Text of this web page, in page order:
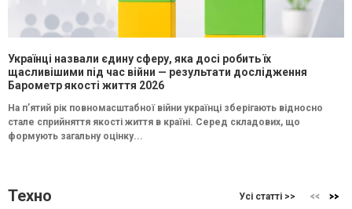
Українці назвали єдину сферу, яка досі робить їх
щасливішими під час війни — результати дослідження
Барометр якості життя 2026
На п’ятий рік повномасштабної війни українці зберігають відносно
стале сприйняття якості життя в країні. Серед складових, що
формують загальну оцінку...
Техно Усі статті >>